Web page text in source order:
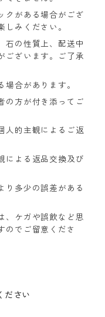
クがある場合がござ
みください。
石の性質上、配送中
ございます。ご了承
合があります。
の方が付き添ってご
人的主観によるご返
による返品交換及び
り多少の誤差がある
、ケガや誤飲など思
のでご留意くださ
ださい